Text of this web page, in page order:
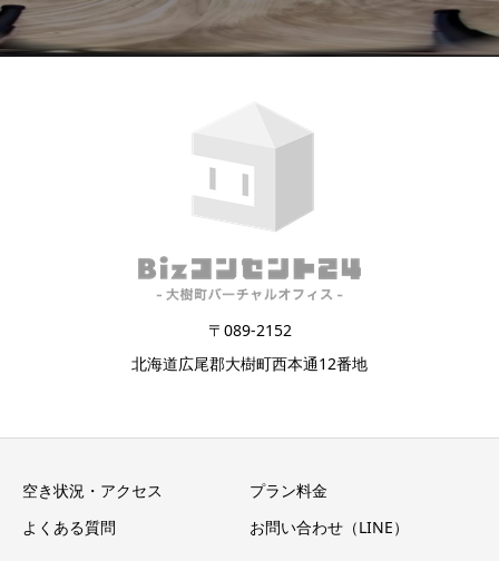
〒089-2152
北海道広尾郡大樹町西本通12番地
空き状況・アクセス
プラン料金
よくある質問
お問い合わせ（LINE）